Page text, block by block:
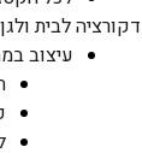
דקורציה לבית ולגן
עיצוב